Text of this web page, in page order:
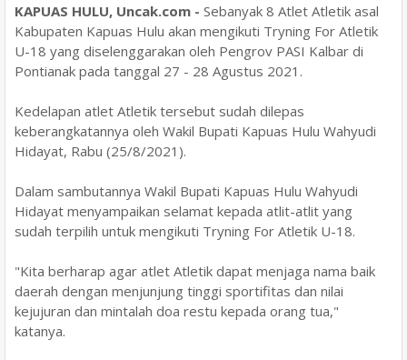
KAPUAS HULU, Uncak.com - Sebanyak 8 Atlet Atletik asal
Kabupaten Kapuas Hulu akan mengikuti Tryning For Atletik
U-18 yang diselenggarakan oleh Pengrov PASI Kalbar di
Pontianak pada tanggal 27 - 28 Agustus 2021.
Kedelapan atlet Atletik tersebut sudah dilepas
keberangkatannya oleh Wakil Bupati Kapuas Hulu Wahyudi
Hidayat, Rabu (25/8/2021).
Dalam sambutannya Wakil Bupati Kapuas Hulu Wahyudi
Hidayat menyampaikan selamat kepada atlit-atlit yang
sudah terpilih untuk mengikuti Tryning For Atletik U-18.
"Kita berharap agar atlet Atletik dapat menjaga nama baik
daerah dengan menjunjung tinggi sportifitas dan nilai
kejujuran dan mintalah doa restu kepada orang tua,"
katanya.